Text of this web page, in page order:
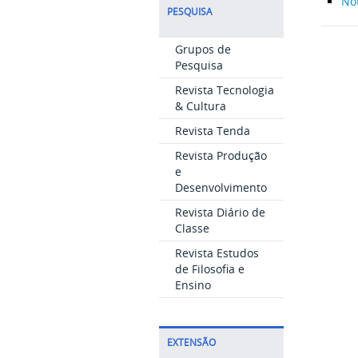
PESQUISA
Grupos de
Pesquisa
Revista Tecnologia
& Cultura
Revista Tenda
Revista Produção
e
Desenvolvimento
Revista Diário de
Classe
Revista Estudos
de Filosofia e
Ensino
EXTENSÃO